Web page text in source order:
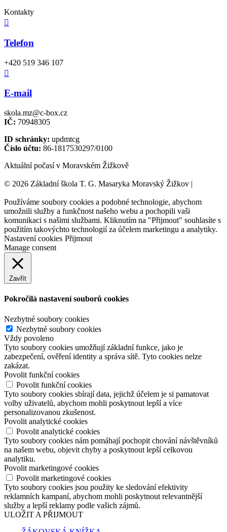
Kontakty

Telefon
+420 519 346 107

E-mail
skola.mz@c-box.cz
IČ: 70948305
ID schránky: updmtcg
Číslo účtu: 86-1817530297/0100
Aktuální počasí v Moravském Žižkově
© 2026 Základní škola T. G. Masaryka Moravský Žižkov |
Používáme soubory cookies a podobné technologie, abychom
umožnili služby a funkčnost našeho webu a pochopili vaši
komunikaci s našimi službami. Kliknutím na "Přijmout" souhlasíte s
použitím takovýchto technologií za účelem marketingu a analytiky.
Nastavení cookies Přijmout
Manage consent
Zavřít
Pokročilá nastavení souborů cookies
Nezbytné soubory cookies
Nezbytné soubory cookies
Vždy povoleno
Tyto soubory cookies umožňují základní funkce, jako je
zabezpečení, ověření identity a správa sítě. Tyto cookies nelze
zakázat.
Povolit funkční cookies
Povolit funkční cookies
Tyto soubory cookies sbírají data, jejichž účelem je si pamatovat
volby uživatelů, abychom mohli poskytnout lepší a více
personalizovanou zkušenost.
Povolit analytické cookies
Povolit analytické cookies
Tyto soubory cookies nám pomáhají pochopit chování návštěvníků
na našem webu, objevit chyby a poskytnout lepší celkovou
analytiku.
Povolit marketingové cookies
Povolit marketingové cookies
Tyto soubory cookies jsou použity ke sledování efektivity
reklamních kampaní, abychom mohli poskytnout relevantnější
služby a lepší reklamy podle vašich zájmů.
ULOŽIT A PŘIJMOUT